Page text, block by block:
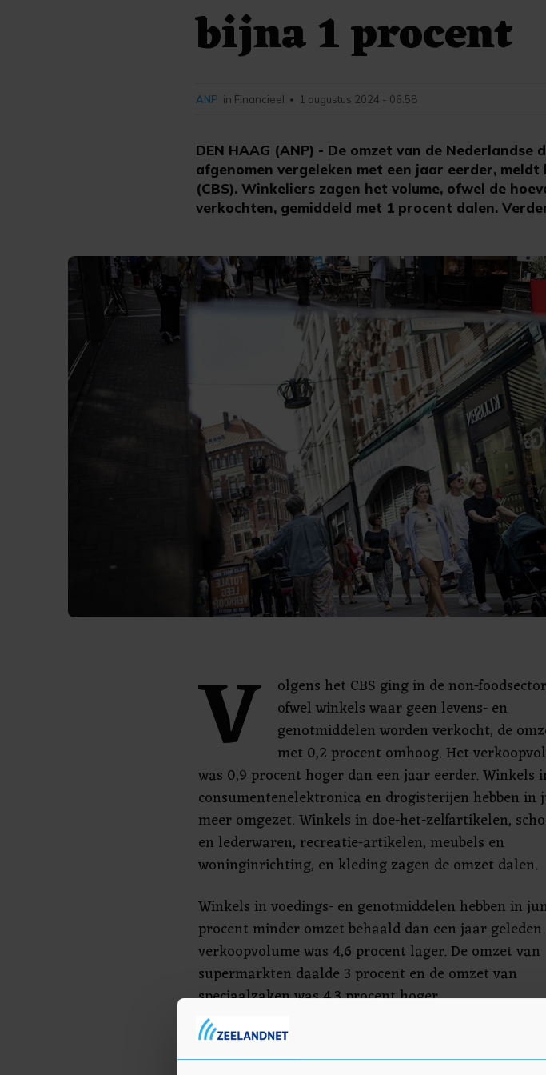
bijna 1 procent
DEN HAAG (ANP) - De omzet van de
afgenomen vergeleken met een jaar eerder,
(CBS). Winkeliers zagen het volume, ofwel de
verkochten, gemiddeld met 1 procent dalen.
ANP in Financieel • 1 augustus 2024 - 06:58
V
olgens het CBS ging in de non-
ofwel winkels waar geen levens- en
genotmiddelen worden verkocht, de
met 0,2 procent omhoog. Het
was 0,9 procent hoger dan een jaar eerder. Winkels
consumentenelektronica en drogisterijen hebben in
meer omgezet. Winkels in doe-het-zelfartikelen,
en lederwaren, recreatie-artikelen, meubels en
woninginrichting, en kleding zagen de omzet dalen.
Winkels in voedings- en genotmiddelen hebben in
procent minder omzet behaald dan een jaar
verkoopvolume was 4,6 procent lager. De omzet van
supermarkten daalde 3 procent en de omzet van
speciaalzaken was 4,3 procent hoger.